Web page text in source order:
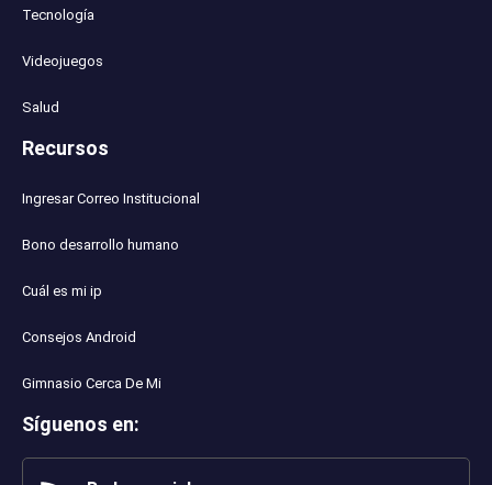
Tecnología
Videojuegos
Salud
Recursos
Ingresar Correo Institucional
Bono desarrollo humano
Cuál es mi ip
Consejos Android
Gimnasio Cerca De Mi
Síguenos en: